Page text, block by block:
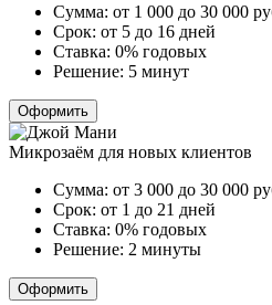
Сумма: от 1 000 до 30 000
Срок: от 5 до 16 дней
Ставка: 0% годовых
Решение: 5 минут
Оформить
Микрозаём для новых клиентов
Сумма: от 3 000 до 30 000
Срок: от 1 до 21 дней
Ставка: 0% годовых
Решение: 2 минуты
Оформить